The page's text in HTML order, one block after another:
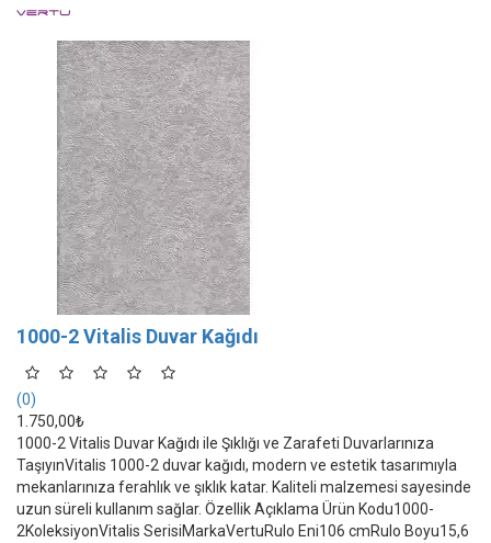
1000-2 Vitalis Duvar Kağıdı
(0)
1.750,00₺
1000-2 Vitalis Duvar Kağıdı ile Şıklığı ve Zarafeti Duvarlarınıza
TaşıyınVitalis 1000-2 duvar kağıdı, modern ve estetik tasarımıyla
mekanlarınıza ferahlık ve şıklık katar. Kaliteli malzemesi sayesinde
uzun süreli kullanım sağlar. Özellik Açıklama Ürün Kodu1000-
2KoleksiyonVitalis SerisiMarkaVertuRulo Eni106 cmRulo Boyu15,6